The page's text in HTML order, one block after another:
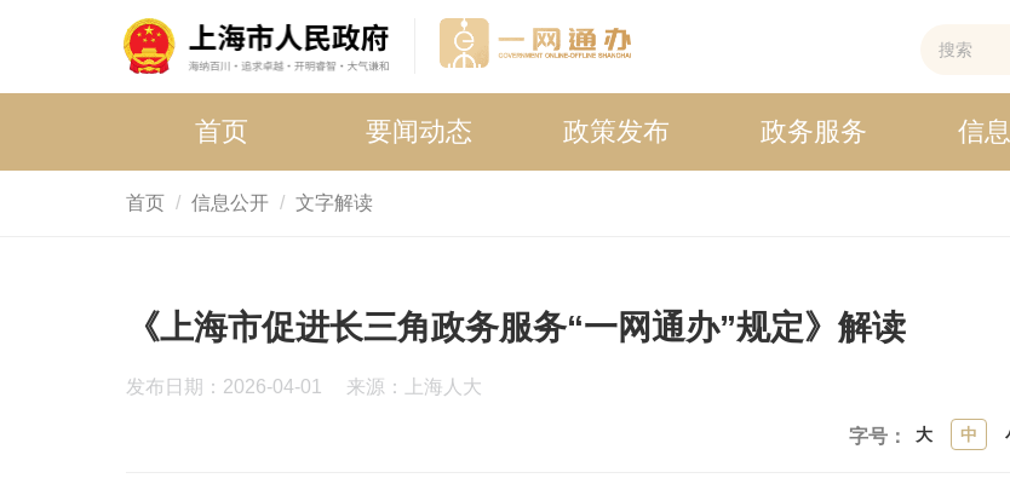
首页 要闻动态 政策发布 政务服务 信
首页 信息公开 文字解读
《上海市促进长三角政务服务“一网通办”规定》解读
发布日期：2026-04-01 来源：上海人大
字号： 大 中